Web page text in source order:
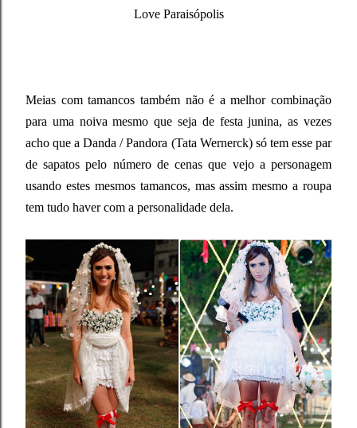
Love Paraisópolis
Meias com tamancos também não é a melhor combinação
para uma noiva mesmo que seja de festa junina, as vezes
acho que a Danda / Pandora (Tata Wernerck) só tem esse par
de sapatos pelo número de cenas que vejo a personagem
usando estes mesmos tamancos, mas assim mesmo a roupa
tem tudo haver com a personalidade dela.